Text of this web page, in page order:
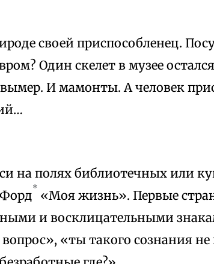
своей приспособленец.
Один скелет в музее
И мамонты. А человек
на полях библиотечных или
* «Моя жизнь». Первые
и восклицательными
«ты такого сознания